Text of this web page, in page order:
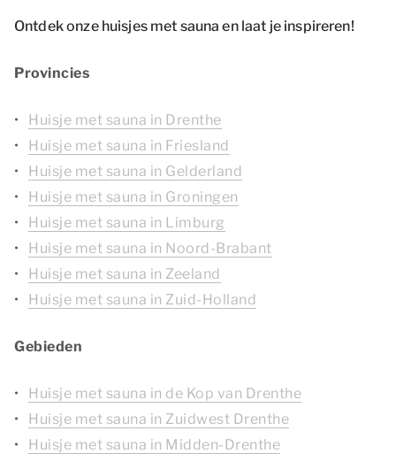
Ontdek onze huisjes met sauna en laat je inspireren!
Provincies
Huisje met sauna in Drenthe
Huisje met sauna in Friesland
Huisje met sauna in Gelderland
Huisje met sauna in Groningen
Huisje met sauna in Limburg
Huisje met sauna in Noord-Brabant
Huisje met sauna in Zeeland
Huisje met sauna in Zuid-Holland
Gebieden
Huisje met sauna in de Kop van Drenthe
Huisje met sauna in Zuidwest Drenthe
Huisje met sauna in Midden-Drenthe